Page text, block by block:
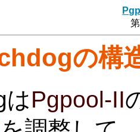
の構
はPgpool-II